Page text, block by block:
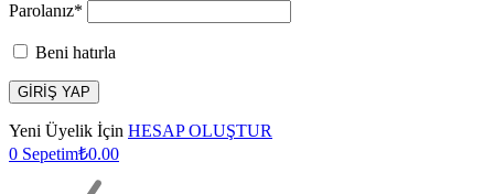
Parolanız*
Beni hatırla
Yeni Üyelik İçin HESAP OLUŞTUR
0 Sepetim₺0.00